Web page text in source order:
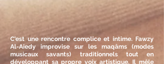
C'est une rencontre complice et intime. Fawzy
Al-Aiedy improvise sur les maqâms (modes
musicaux savants) traditionnels tout en
développant sa propre voix artistique. Il mêle